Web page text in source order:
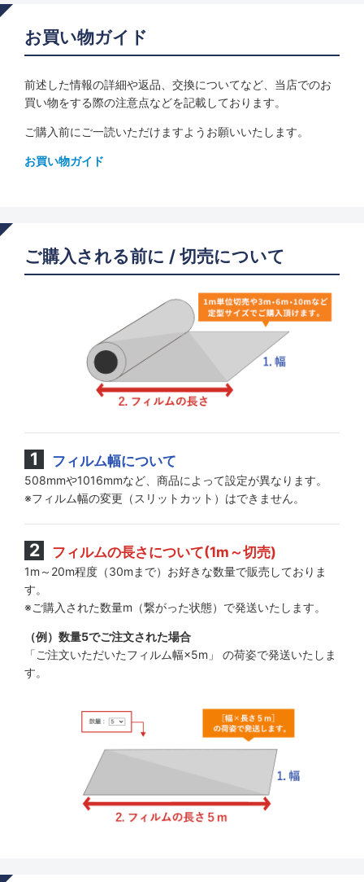
お買い物ガイド
前述した情報の詳細や返品、交換についてなど、当店でのお
買い物をする際の注意点などを記載しております。
ご購入前にご一読いただけますようお願いいたします。
お買い物ガイド
ご購入される前に / 切売について
フィルム幅について
508mmや1016mmなど、商品によって設定が異なります。
※フィルム幅の変更（スリットカット）はできません。
フィルムの長さについて(1m～切売)
1m～20m程度（30mまで）お好きな数量で販売しておりま
す。
※ご購入された数量m（繋がった状態）で発送いたします。
（例）数量5でご注文された場合
「ご注文いただいたフィルム幅×5m」 の荷姿で発送いたしま
す。